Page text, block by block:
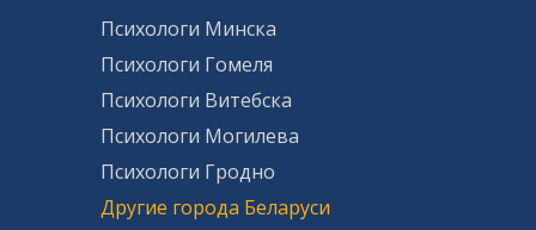
Психологи Минска
Психологи Гомеля
Психологи Витебска
Психологи Могилева
Психологи Гродно
Другие города Беларуси